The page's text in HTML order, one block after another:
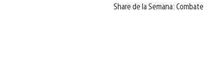
Share de la Semana: Combate